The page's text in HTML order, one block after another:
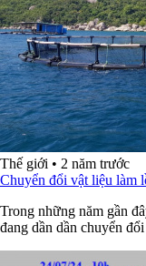
Thế giới • 2 năm trước
Chuyển đổi vật liệu làm
Trong những năm gần
đang dần dần chuyển